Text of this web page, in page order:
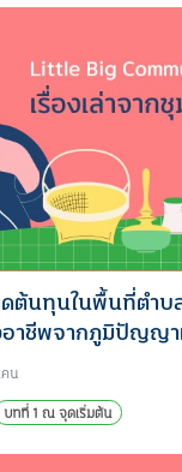
ต้นทุนในพื้นที่ตำบ
อาชีพจากภูมิปัญญ
น
บทที่ 1 ณ จุดเริ่มต้น